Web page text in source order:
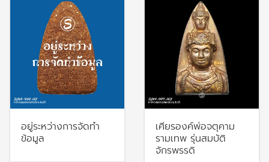
อยู่ระหว่างการจัดทำ
ข้อมูล
เศียรองค์พ่อจตุคาม
รามเทพ รุ่นสมบัติ
จักรพรรดิ